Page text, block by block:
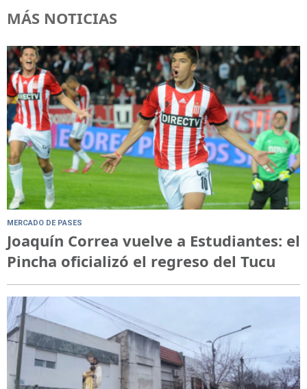
MÁS NOTICIAS
MERCADO DE PASES
Joaquín Correa vuelve a Estudiantes: el
Pincha oficializó el regreso del Tucu